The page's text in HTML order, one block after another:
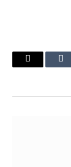
Tumblr
البريد